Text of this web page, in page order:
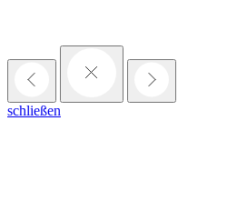
schließen